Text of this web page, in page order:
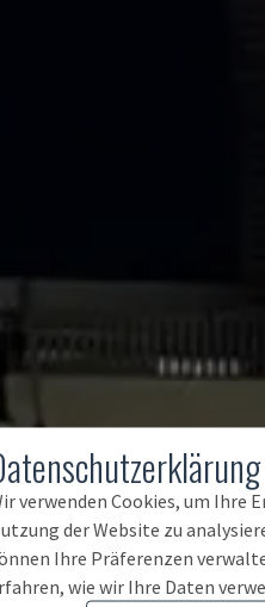
verwenden Cookies, um Ihre
der Website zu
Ihre Präferenzen
wie wir Ihre Daten